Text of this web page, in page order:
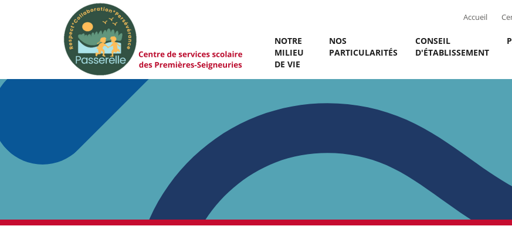
Accueil
NOTRE
MILIEU
DE VIE
NOS
PARTICULARITÉS
CONSEIL
D'ÉTABLISSEMENT